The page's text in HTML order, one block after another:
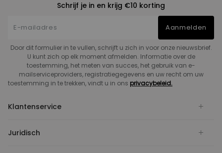
Schrijf je in en krijg €10 korting
Aanmelden
Door dit formulier in te vullen, schrijft u zich in voor onze nieuwsbrief.
U kunt zich op elk moment afmelden. Informatie over de
toestemming, het meten van succes, het gebruik van e-
mailserviceproviders, registratiegegevens en uw recht om uw
toestemming in te trekken, vindt u in ons privacybeleid.
Klantenservice
Juridisch